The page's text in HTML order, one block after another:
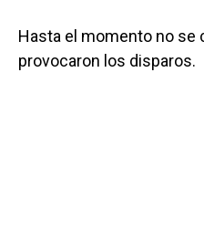
Hasta el momento no se
provocaron los disparos.